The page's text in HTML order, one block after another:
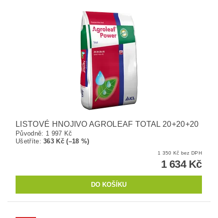
LISTOVÉ HNOJIVO AGROLEAF TOTAL 20+20+20
Původně: 1 997 Kč
Ušetříte:363 Kč (–18 %)
1 350 Kč bez DPH
1 634 Kč